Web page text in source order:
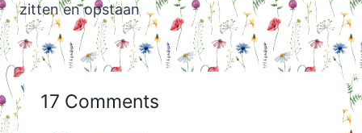
zitten en opstaan
17 Comments